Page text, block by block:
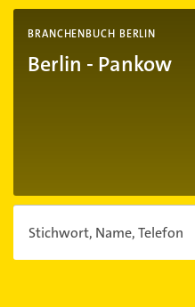
BRANCHENBUCH BERLIN
Berlin - Pankow
Stichwort, Name, Telefon